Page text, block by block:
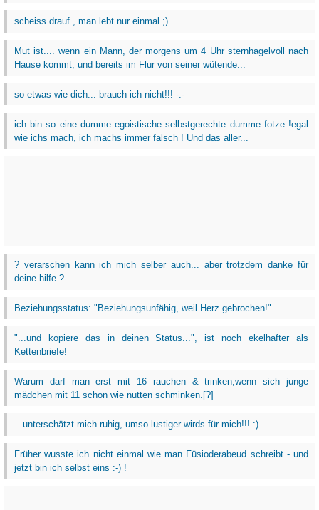
scheiss drauf , man lebt nur einmal ;)
Mut ist.... wenn ein Mann, der morgens um 4 Uhr sternhagelvoll nach
Hause kommt, und bereits im Flur von seiner wütende...
so etwas wie dich... brauch ich nicht!!! -.-
ich bin so eine dumme egoistische selbstgerechte dumme fotze !egal
wie ichs mach, ich machs immer falsch ! Und das aller...
? verarschen kann ich mich selber auch... aber trotzdem danke für
deine hilfe ?
Beziehungsstatus: "Beziehungsunfähig, weil Herz gebrochen!"
"...und kopiere das in deinen Status...", ist noch ekelhafter als
Kettenbriefe!
Warum darf man erst mit 16 rauchen & trinken,wenn sich junge
mädchen mit 11 schon wie nutten schminken.[?]
...unterschätzt mich ruhig, umso lustiger wirds für mich!!! :)
Früher wusste ich nicht einmal wie man Füsioderabeud schreibt - und
jetzt bin ich selbst eins :-) !